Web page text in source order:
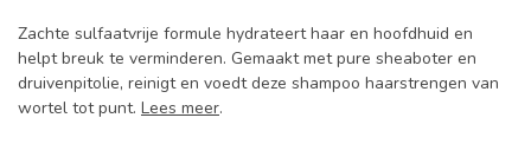
Zachte sulfaatvrije formule hydrateert haar en hoofdhuid en
helpt breuk te verminderen. Gemaakt met pure sheaboter en
druivenpitolie, reinigt en voedt deze shampoo haarstrengen van
wortel tot punt. Lees meer.